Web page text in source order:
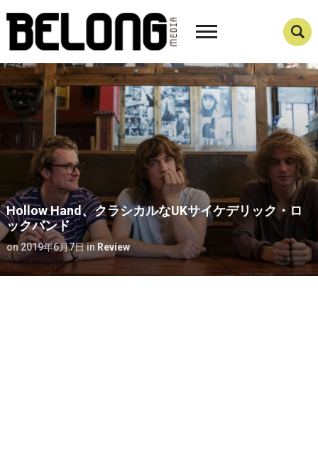
Hollow Hand、クラシカルなUKサイケデリック・ロ
ックバンド
on2019年6月7日in Review